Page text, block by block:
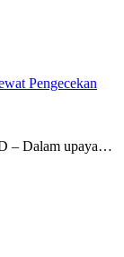
Pengecekan
– Dalam upaya…